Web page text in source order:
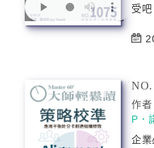
受
NO.
作者
P．
企